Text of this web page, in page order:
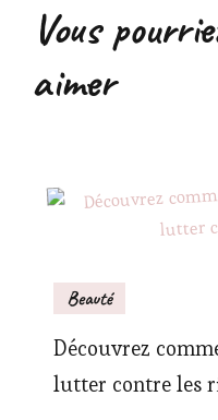
Vous
aimer
Beauté
Découvrez
lutter contre les